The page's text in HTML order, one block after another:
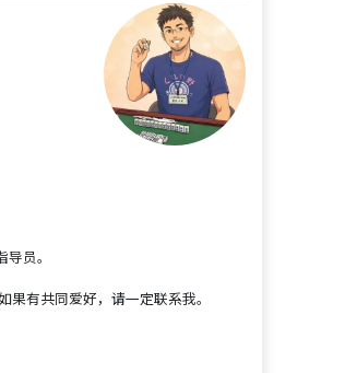
员。
有共同爱好，请一定联系我。